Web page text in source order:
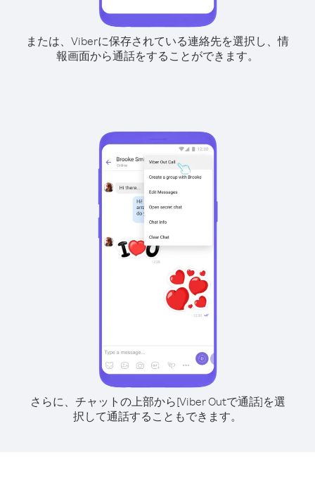
または、Viberに保存されている連絡先を選択し、情
報画面から通話をすることができます。
さらに、チャットの上部から[Viber Outで通話]を選
択して通話することもできます。